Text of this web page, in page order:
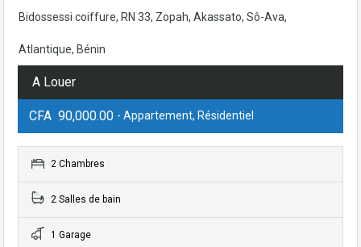
Bidossessi coiffure, RN 33, Zopah, Akassato, Sô-Ava,
Atlantique, Bénin
A Louer
CFA 90,000.00 - Appartement, Résidentiel
2 Chambres
2 Salles de bain
1 Garage